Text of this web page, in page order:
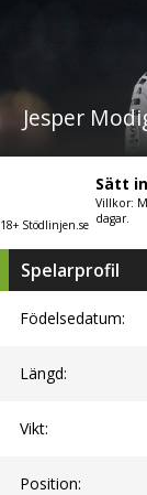
Jesper
18+ Stödlinjen.se
Sätt
Villkor:
dagar.
Spelarprofil
Födelsedatum:
Längd:
Vikt:
Position: